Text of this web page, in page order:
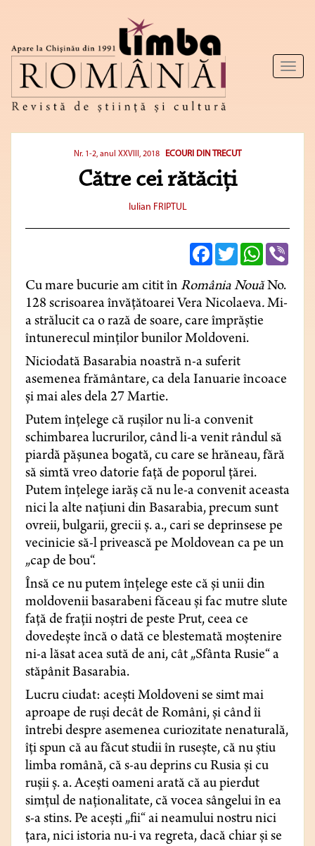
Toggle
Nr. 1-2, anul XXVIII, 2018 ECOURI DIN TRECUT
Către cei rătăciți
Iulian FRIPTUL
FacebookTwitterWhatsApp
Cu mare bucurie am citit în România NouăNo.
128 scrisoarea învăţătoarei Vera Nicolaeva.Mi-
a strălucit ca o rază de soare, care împrăştie
întunerecul minţilor bunilor Moldoveni.
Niciodată Basarabia noastră n-a suferit
asemenea frământare, ca dela Ianuarie încoace
şi mai ales dela 27 Martie.
Putem înţelege că ruşilor nu li-a convenit
schimbarea lucrurilor, când li-a venit rândul să
piardă păşunea bogată, cu care se hrăneau, fără
să simtă vreo datorie faţă de poporul ţărei.
Putem înţelege iarăş că nu le-a convenit aceasta
nici la alte naţiuni din Basarabia, precum sunt
ovreii, bulgarii, grecii ş. a., cari se deprinsese pe
vecinicie să-l privească pe Moldovean ca pe un
„cap de bou“.
Însă ce nu putem înţelege este că şi unii din
moldovenii basarabeni făceau şi fac mutre slute
faţă de fraţii noştri de peste Prut, ceea ce
dovedeşte încă o dată ce blestemată moştenire
ni-a lăsat acea sută de ani, cât „Sfânta Rusie“ a
stăpânit Basarabia.
Lucru ciudat: aceşti Moldoveni se simt mai
aproape de ruşi decât de Români, şi când îi
întrebi despre asemenea curiozitate nenaturală,
îţi spun că au făcut studii în ruseşte, că nu ştiu
limba română, că s-au deprins cu Rusia şi cu
ruşii ş. a. Aceşti oameni arată că au pierdut
simţul de naţionalitate, că vocea sângelui în ea
s-a stins. Pe aceşti „fii“ ai neamului nostru nici
ţara, nici istoria nu-i va regreta, dacă chiar şi se